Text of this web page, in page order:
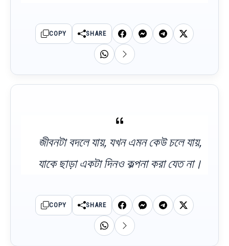
COPY SHARE
জীবনটা বদলে যায়, যখন এমন কেউ চলে যায়,
যাকে ছাড়া একটা দিনও কল্পনা করা যেত না।
COPY SHARE